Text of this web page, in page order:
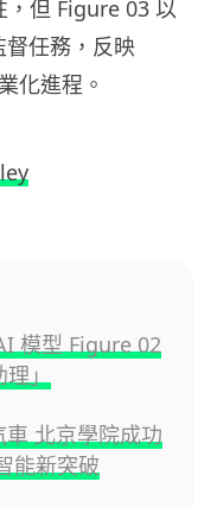
，但 Figure 03 以
任務，反映
化進程。
模型 Figure 02
理」
北京學院成功
能新突破